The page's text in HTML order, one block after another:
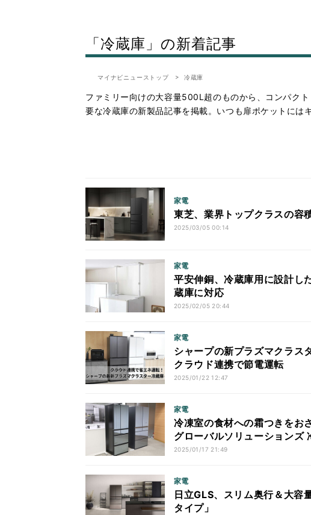
「冷蔵庫」の新着記事
マイナビニューストップ 冷蔵庫
ファミリー向けの大容量500L超のものから、コンパク
要な冷蔵庫の新製品記事を掲載。いつも扉ポケットには
家電
東芝、業界トップクラスの容
2025/03/05 00:14
家電
平安伸銅、冷蔵庫用に設計
蔵庫に対応
2025/02/05 20:44
家電
シャープの新プラズマクラス
クラウド連携で節電運転
2025/01/22 12:47
家電
冷凍室の食材への霜つきをお
グローバルソリューションズ
2025/01/17 21:49
家電
日立GLS、スリム奥行＆大容
タイプ」